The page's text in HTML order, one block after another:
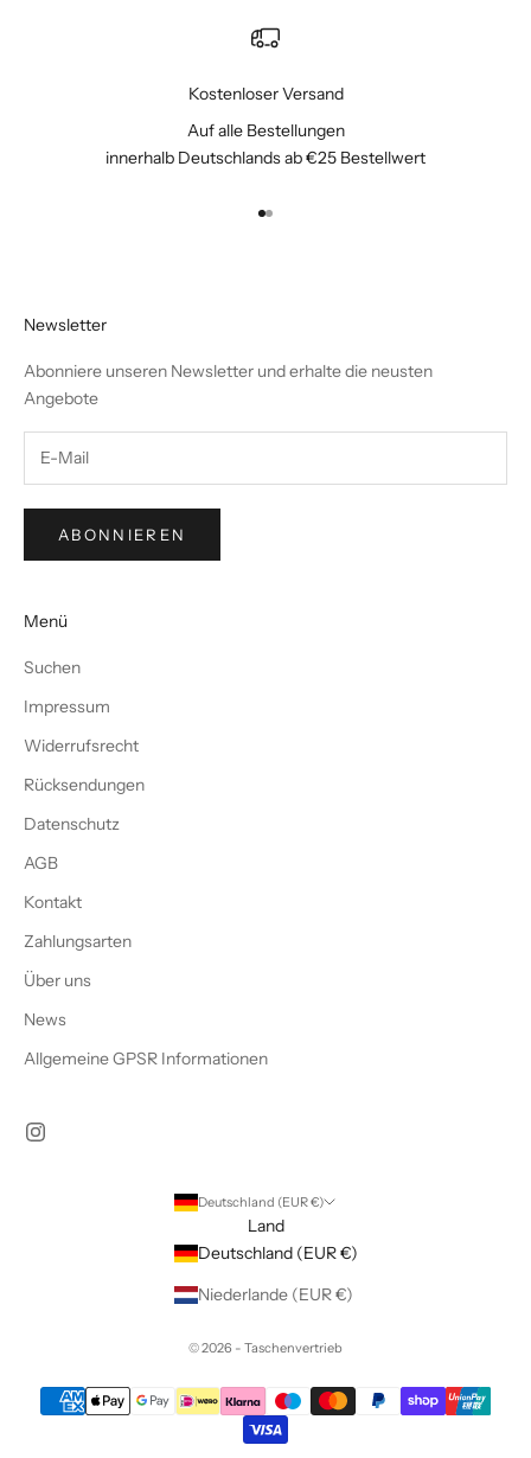
Kostenloser Versand
Auf alle Bestellungen
innerhalb Deutschlands ab €25 Bestellwert
Gehe zu Element 1
Gehe zu Element 2
Newsletter
Abonniere unseren Newsletter und erhalte die neusten
Angebote
ABONNIEREN
Menü
Suchen
Impressum
Widerrufsrecht
Rücksendungen
Datenschutz
AGB
Kontakt
Zahlungsarten
Über uns
News
Allgemeine GPSR Informationen
Deutschland (EUR €)
Land
Deutschland (EUR €)
Niederlande (EUR €)
© 2026 - Taschenvertrieb